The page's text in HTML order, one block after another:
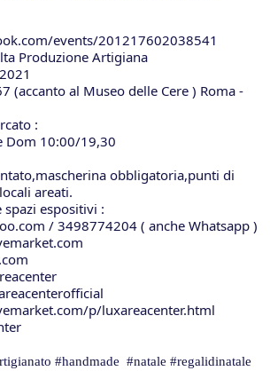
events/201217602038541
Produzione Artigiana
(accanto al Museo delle Cere ) Roma -
:
Dom 10:00/19,30
obbligatoria,punti di
areati.
espositivi :
p/luxareacenter.html
#handmade  #natale #regalidinatale